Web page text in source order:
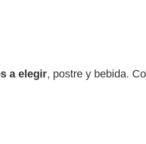
a elegir, postre y bebida.